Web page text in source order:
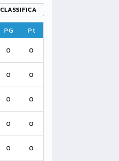
CLASSIFICA
PG Pt
0 0
0 0
0 0
0 0
0 0